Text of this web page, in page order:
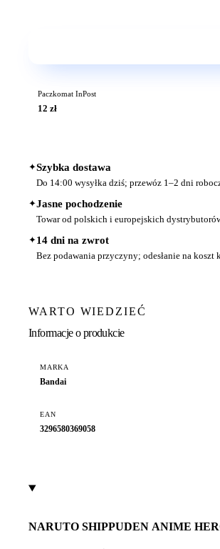
Paczkomat InPost
12 zł
✦Szybka dostawa
Do 14:00 wysyłka dziś; przewóz 1–2 dni
✦Jasne pochodzenie
Towar od polskich i europejskich
✦14 dni na zwrot
Bez podawania przyczyny; odesłanie na koszt
WARTO WIEDZIEĆ
Informacje o produkcie
MARKA
Bandai
EAN
3296580369058
NARUTO SHIPPUDEN ANIME